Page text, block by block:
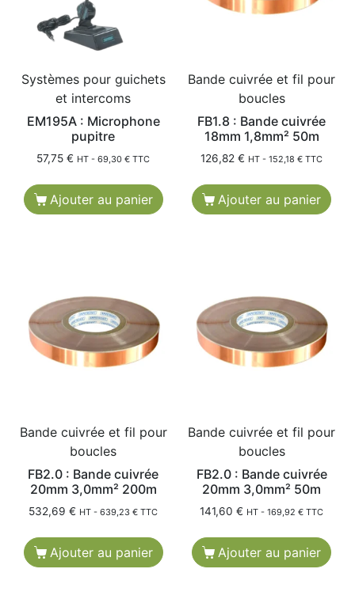
Systèmes pour guichets
et intercoms
EM195A : Microphone
pupitre
57,75€ HT -69,30€ TTC
Ajouter au panier
Bande cuivrée et fil pour
boucles
FB1.8 : Bande cuivrée
18mm 1,8mm² 50m
126,82€ HT -152,18€ TTC
Ajouter au panier
Bande cuivrée et fil pour
boucles
FB2.0 : Bande cuivrée
20mm 3,0mm² 200m
532,69€ HT -639,23€ TTC
Ajouter au panier
Bande cuivrée et fil pour
boucles
FB2.0 : Bande cuivrée
20mm 3,0mm² 50m
141,60€ HT -169,92€ TTC
Ajouter au panier